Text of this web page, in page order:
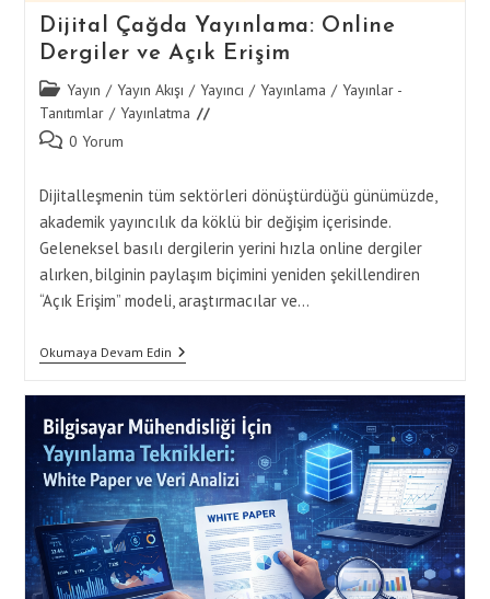
Dijital Çağda Yayınlama: Online
Dergiler ve Açık Erişim
Post
category:
Yayın / Yayın Akışı / Yayıncı / Yayınlama / Yayınlar -
Tanıtımlar / Yayınlatma
Post 0 Yorum
Dijitalleşmenin tüm sektörleri dönüştürdüğü günümüzde,
akademik yayıncılık da köklü bir değişim içerisinde.
Geleneksel basılı dergilerin yerini hızla online dergiler
alırken, bilginin paylaşım biçimini yeniden şekillendiren
“Açık Erişim” modeli, araştırmacılar ve…
Okumaya Devam EdinDijital
Dergiler
Ve
Açık
Erişim